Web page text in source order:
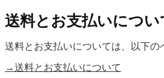
送料とお支払いについ
送料とお支払いについては、以下の
→送料とお支払いについて